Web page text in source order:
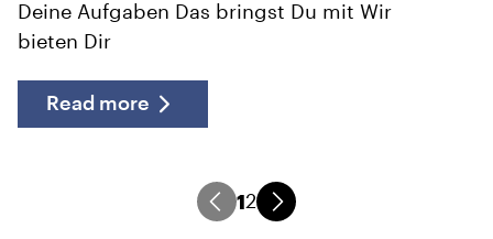
Deine Aufgaben Das bringst Du mit Wir
bieten Dir
Read more
12